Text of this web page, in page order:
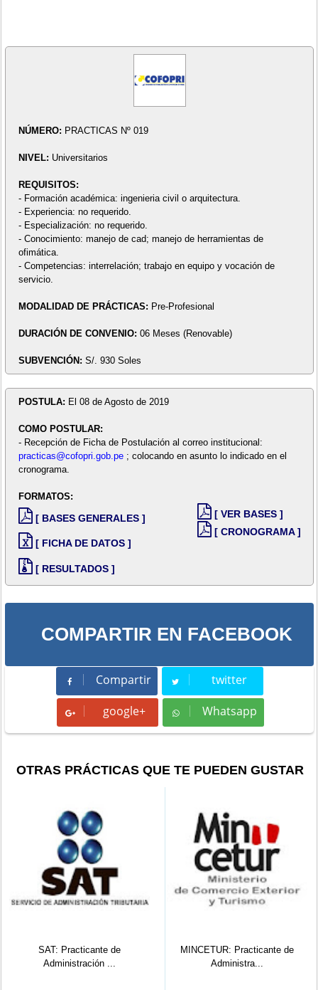
NÚMERO: PRACTICAS Nº 019
NIVEL: Universitarios
REQUISITOS:
- Formación académica: ingenieria civil o arquitectura.
- Experiencia: no requerido.
- Especialización: no requerido.
- Conocimiento: manejo de cad; manejo de herramientas de
ofimática.
- Competencias: interrelación; trabajo en equipo y vocación de
servicio.
MODALIDAD DE PRÁCTICAS: Pre-Profesional
DURACIÓN DE CONVENIO: 06 Meses (Renovable)
SUBVENCIÓN: S/. 930 Soles
POSTULA: El 08 de Agosto de 2019
COMO POSTULAR:
- Recepción de Ficha de Postulación al correo institucional:
practicas@cofopri.gob.pe; colocando en asunto lo indicado en el
cronograma.
FORMATOS:
[ BASES GENERALES ]
[ FICHA DE DATOS ]
[ RESULTADOS ]
[ VER BASES ]
[ CRONOGRAMA ]
COMPARTIR EN FACEBOOK
Compartir
Compartir twitter
Tweet
google+ Whatsapp
Whatsapp
OTRAS PRÁCTICAS QUE TE PUEDEN GUSTAR
SAT: Practicante de
Administración ...
MINCETUR: Practicante de
Administra...